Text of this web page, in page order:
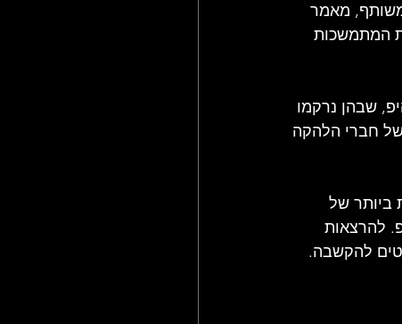
מאמר
המתמשכות
שבהן נרקמו
של חברי הלהקה
ביותר של
להרצאות
להקשבה.